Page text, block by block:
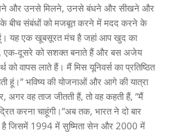
और उनसे मिलने, उनसे बंधने और सीखने और
बीच संबंधों को मजबूत करने में मदद करने के
हूं। यह एक खूबसूरत मंच है जहां आप खुद का
एक-दूसरे को सशक्त बनाते हैं और बस अजेय
को वापस लाते हैं। मैं मिस यूनिवर्स का प्रतिष्ठित
हूं।” भविष्य की योजनाओं और आगे की यात्रा
अगर वह ताज जीतती हैं, तो वह कहती हैं, ”मैं
करना चाहूंगी।”अब तक, भारत ने दो बार
है जिसमें 1994 में सुष्मिता सेन और 2000 में